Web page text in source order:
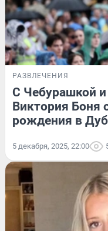
РАЗВЛЕЧЕНИЯ
С Чебурашкой
Виктория Боня
рождения в
5 декабря, 2025, 22:00